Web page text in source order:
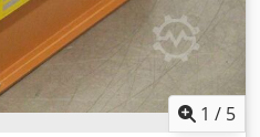
1 / 5